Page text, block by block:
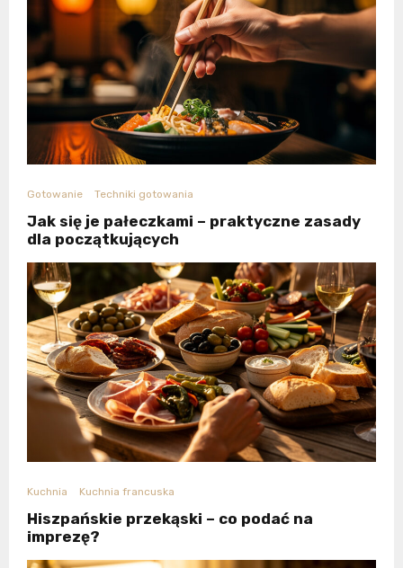
Gotowanie Techniki gotowania
Jak się je pałeczkami – praktyczne zasady
dla początkujących
Kuchnia Kuchnia francuska
Hiszpańskie przekąski – co podać na
imprezę?